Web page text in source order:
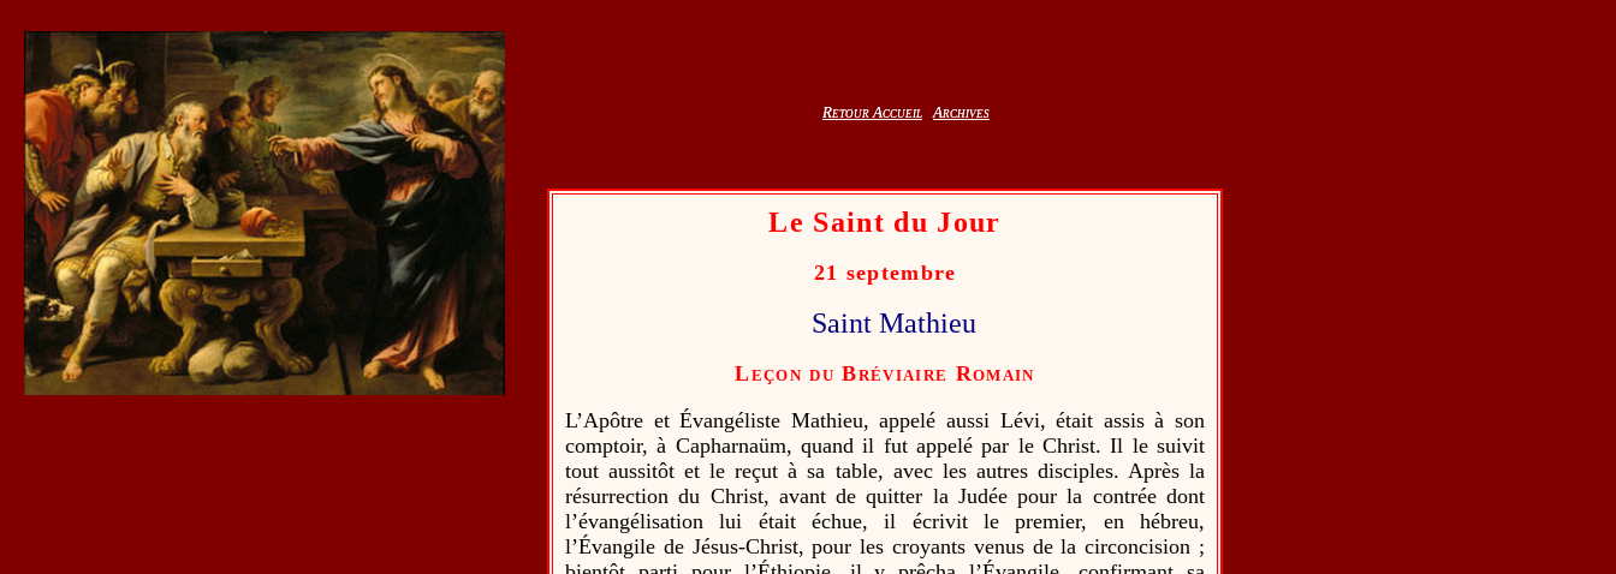
Retour Accueil Archives
Retour Accueil Archives
Le Saint du Jour
21 septembre
Saint Mathieu
Leçon du Bréviaire Romain
L’Apôtre et Évangéliste Mathieu, appelé aussi Lévi, était assis à son
comptoir, à Capharnaüm, quand il fut appelé par le Christ. Il le suivit
tout aussitôt et le reçut à sa table, avec les autres disciples. Après la
résurrection du Christ, avant de quitter la Judée pour la contrée dont
l’évangélisation lui était échue, il écrivit le premier, en hébreu,
l’Évangile de Jésus-Christ, pour les croyants venus de la circoncision ;